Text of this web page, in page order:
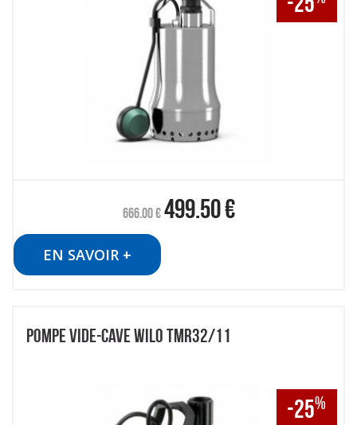
666.00€ 499.50€
EN SAVOIR +
POMPE VIDE-CAVE WILO TMR32/11
-25%